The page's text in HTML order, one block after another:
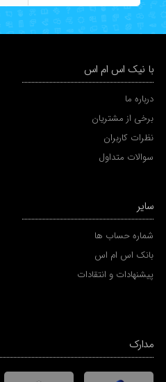
با نیک اس ام اس
درباره ما
برخی از مشتریان
نظرات کاربران
سوالات متداول
سایر
شماره حساب ها
بانک اس ام اس
پیشنهادات و انتقادات
مدارک